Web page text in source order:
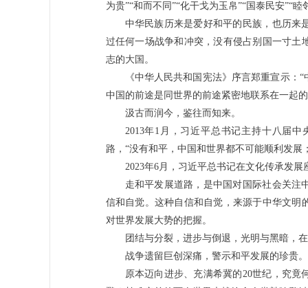
为贵”“和而不同”“化干戈为玉帛”“国泰民安”“
中华民族历来是爱好和平的民族，也历来
过任何一场战争和冲突，没有侵占别国一寸
志的大国。
《中华人民共和国宪法》序言郑重宣示：
中国的前途是同世界的前途紧密地联系在一起
汲古而润今，鉴往而知来。
2013年1月，习近平总书记主持十八届
路，“没有和平，中国和世界都不可能顺利发
2023年6月，习近平总书记在文化传承发
走和平发展道路，是中国对国际社会关注
信和自觉。这种自信和自觉，来源于中华文
对世界发展大势的把握。
团结与分裂，进步与倒退，光明与黑暗，
战争遗留巨创深痛，警示和平发展的珍贵。
原本迈向进步、充满希冀的20世纪，究